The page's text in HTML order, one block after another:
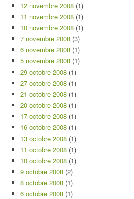
12 novembre 2008 (1)
11 novembre 2008 (1)
10 novembre 2008 (1)
7 novembre 2008 (3)
6 novembre 2008 (1)
5 novembre 2008 (1)
29 octobre 2008 (1)
27 octobre 2008 (1)
21 octobre 2008 (1)
20 octobre 2008 (1)
17 octobre 2008 (1)
16 octobre 2008 (1)
13 octobre 2008 (1)
11 octobre 2008 (1)
10 octobre 2008 (1)
9 octobre 2008 (2)
8 octobre 2008 (1)
6 octobre 2008 (1)